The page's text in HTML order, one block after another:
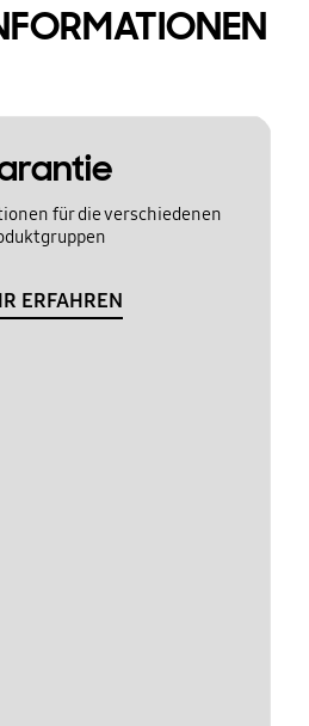
für die verschiedenen
ERFAHREN